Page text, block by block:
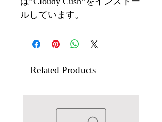
ルしています。
Related Products